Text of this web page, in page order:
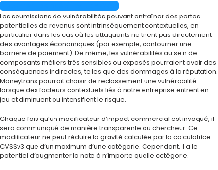
Document de spécification CVSS
Les soumissions de vulnérabilités pouvant entraîner des pertes
potentielles de revenus sont intrinsèquement contextuelles, en
particulier dans les cas où les attaquants ne tirent pas directement
des avantages économiques (par exemple, contourner une
barrière de paiement). De même, les vulnérabilités au sein de
composants métiers très sensibles ou exposés pourraient avoir des
conséquences indirectes, telles que des dommages à la réputation.
Moneytrans pourrait choisir de reclassement une vulnérabilité
lorsque des facteurs contextuels liés à notre entreprise entrent en
jeu et diminuent ou intensifient le risque.
Chaque fois qu’un modificateur d’impact commercial est invoqué, il
sera communiqué de manière transparente au chercheur. Ce
modificateur ne peut réduire la gravité calculée par la calculatrice
CVSSv3 que d’un maximum d’une catégorie. Cependant, il a le
potentiel d’augmenter la note à n’importe quelle catégorie.